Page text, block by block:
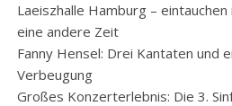
Laeiszhalle Hamburg – eintauchen
eine andere Zeit
Fanny Hensel: Drei Kantaten und
Verbeugung
Großes Konzerterlebnis: Die 3.